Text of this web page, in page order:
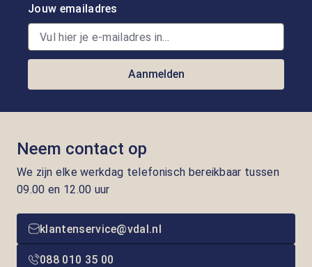
Jouw emailadres
Aanmelden
Neem contact op
We zijn elke werkdag telefonisch bereikbaar tussen
09.00 en 12.00 uur
klantenservice@vdal.nl
088 010 35 00